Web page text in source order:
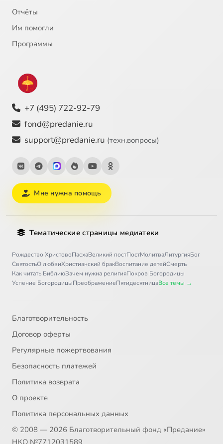
Отчёты
Им помогли
Программы
+7 (495) 722-92-79
fond@predanie.ru
support@predanie.ru (техн.вопросы)
Мне нужна помощь
Тематические страницы медиатеки
Рождество ХристовоПасхаВеликий постПостМолитваЛитургияБог
СвятостьО любвиХристианский бракВоспитание детейСмерть
Как читать БиблиюЗачем нужна религияПокров Богородицы
Успение БогородицыПреображениеПятидесятницаВсе темы →
Благотворительность
Договор оферты
Регулярные пожертвования
Безопасность платежей
Политика возврата
О проекте
Политика персональных данных
© 2008 — 2026 Благотворительный фонд «Предание»